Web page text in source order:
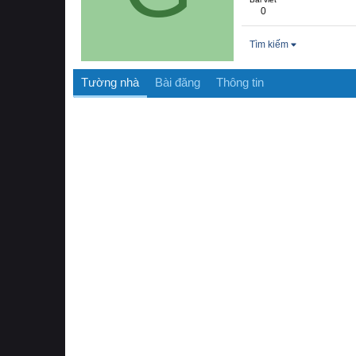
0
Tìm kiếm
Tường nhà Bài đăng Thông tin